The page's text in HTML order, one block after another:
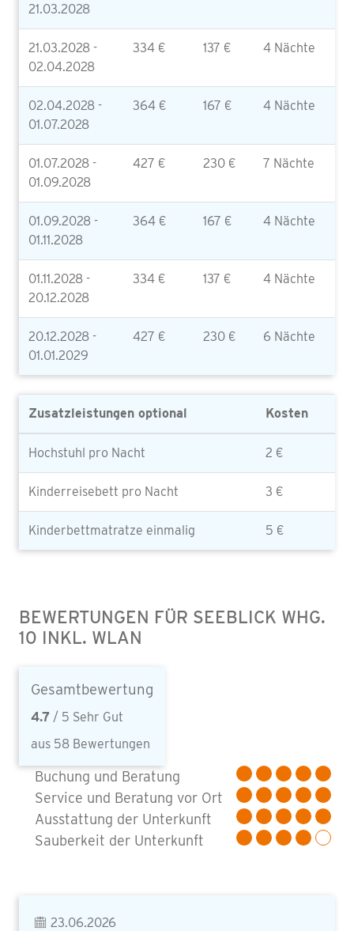
21.03.2028
21.03.2028 -
02.04.2028
334 € 137 € 4 Nächte
02.04.2028 -
01.07.2028
364 € 167 € 4 Nächte
01.07.2028 -
01.09.2028
427 € 230 € 7 Nächte
01.09.2028 -
01.11.2028
364 € 167 € 4 Nächte
01.11.2028 -
20.12.2028
334 € 137 € 4 Nächte
20.12.2028 -
01.01.2029
427 € 230 € 6 Nächte
Zusatzleistungen optional Kosten
Hochstuhl pro Nacht 2 €
Kinderreisebett pro Nacht 3 €
Kinderbettmatratze einmalig 5 €
BEWERTUNGEN FÜR SEEBLICK WHG.
10 INKL. WLAN
Gesamtbewertung
4.7 / 5 Sehr Gut
aus 58 Bewertungen
Buchung und Beratung
Service und Beratung vor Ort
Ausstattung der Unterkunft
Sauberkeit der Unterkunft
23.06.2026